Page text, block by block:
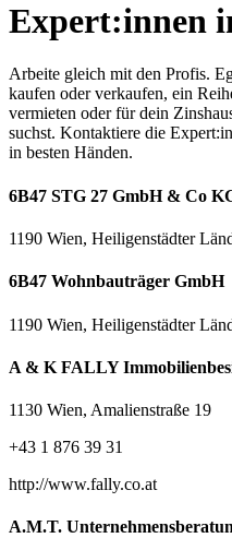
Expert:innen
Arbeite gleich mit den Profis.
kaufen oder verkaufen, ein
vermieten oder für dein
suchst. Kontaktiere die
in besten Händen.
6B47 STG 27 GmbH & Co
1190 Wien, Heiligenstädter
6B47 Wohnbauträger GmbH
1190 Wien, Heiligenstädter
A & K FALLY
1130 Wien, Amalienstraße 19
+43 1 876 39 31
http://www.fally.co.at
A.M.T.